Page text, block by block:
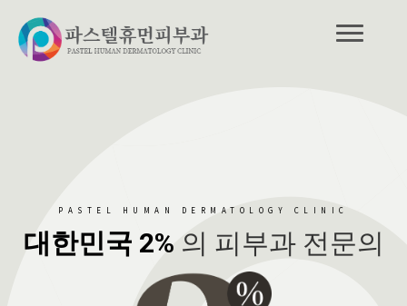
PASTEL HUMAN DERMATOLOGY CLINIC
대한민국 2% 의 피부과 전문의